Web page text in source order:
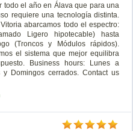
todo el año en Álava que para una
requiere una tecnología distinta.
abarcamos todo el espectro:
Ligero hipotecable) hasta
(Troncos y Módulos rápidos).
el sistema que mejor equilibra
Business hours: Lunes a
Domingos cerrados. Contact us